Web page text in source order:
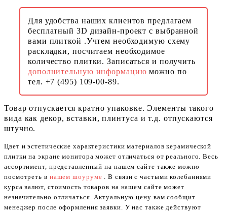
Для удобства наших клиентов предлагаем
бесплатный 3D дизайн-проект с выбранной
вами плиткой .Учтем необходимую схему
раскладки, посчитаем необходимое
количество плитки. Записаться и получить
дополнительную информациюможно по
тел. +7 (495) 109-00-89.
Товар отпускается кратно упаковке. Элементы такого
вида как декор, вставки, плинтуса и т.д. отпускаются
штучно.
Цвет и эстетические характеристики материалов керамической
плитки на экране монитора может отличаться от реального. Весь
ассортимент, представленный на нашем сайте также можно
посмотреть в нашем шоуруме . В связи с частыми колебаниями
курса валют, стоимость товаров на нашем сайте может
незначительно отличаться. Актуальную цену вам сообщит
менеджер после оформления заявки. У нас также действуют